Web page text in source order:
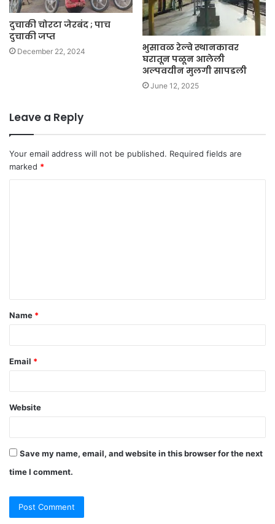
दुचाकी चोरटा जेरबंद ; पाच
दुचाकी जप्त
December 22, 2024
भुसावळ रेल्वे स्थानकावर
घरातून पळून आलेली
अल्पवयीन मुलगी सापडली
June 12, 2025
Leave a Reply
Your email address will not be published. Required fields are
marked *
t
*
Name *
Email *
Website
Save my name, email, and website in this browser for the next
time I comment.